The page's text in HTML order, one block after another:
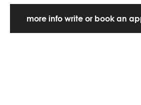
more info write or book an